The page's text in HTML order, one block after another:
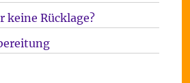
keine Rücklage?